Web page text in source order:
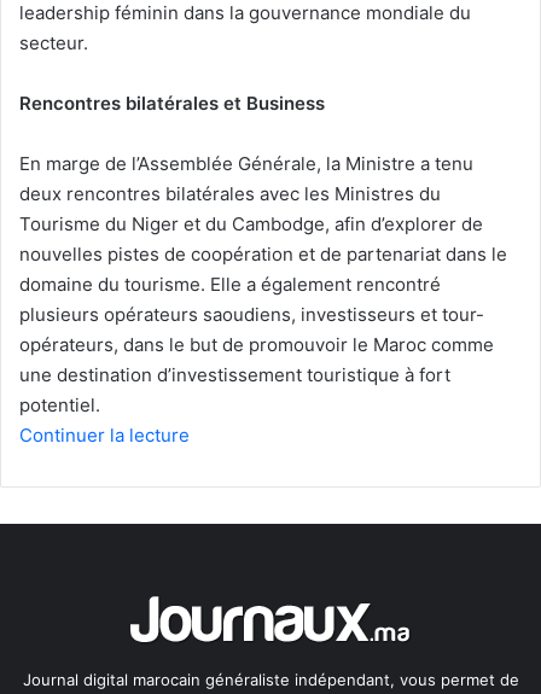
leadership féminin dans la gouvernance mondiale du
secteur.
Rencontres bilatérales et Business
En marge de l’Assemblée Générale, la Ministre a tenu
deux rencontres bilatérales avec les Ministres du
Tourisme du Niger et du Cambodge, afin d’explorer de
nouvelles pistes de coopération et de partenariat dans le
domaine du tourisme. Elle a également rencontré
plusieurs opérateurs saoudiens, investisseurs et tour-
opérateurs, dans le but de promouvoir le Maroc comme
une destination d’investissement touristique à fort
potentiel.
Continuer la lecture
Journal digital marocain généraliste indépendant, vous permet de